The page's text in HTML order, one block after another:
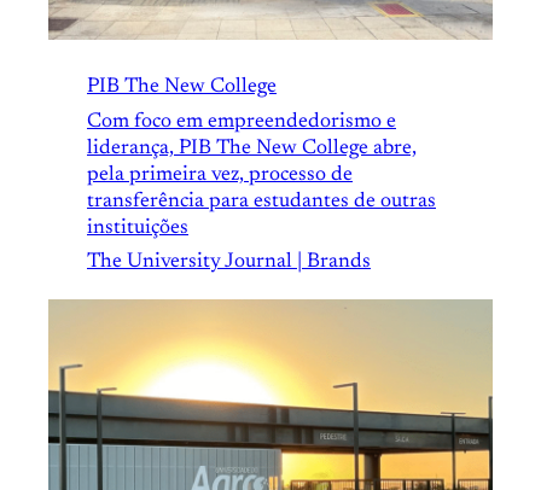
PIB The New College
Com foco em empreendedorismo e
liderança, PIB The New College abre,
pela primeira vez, processo de
transferência para estudantes de outras
instituições
The University Journal | Brands